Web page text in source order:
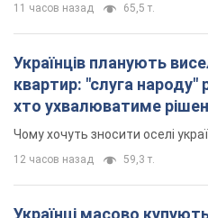
11 часов назад 65,5 т.
Українців планують
квартир: "слуга народу"
хто ухвалюватиме
знесення будинків
Чому хочуть зносити оселі
12 часов назад 59,3 т.
Українці масово